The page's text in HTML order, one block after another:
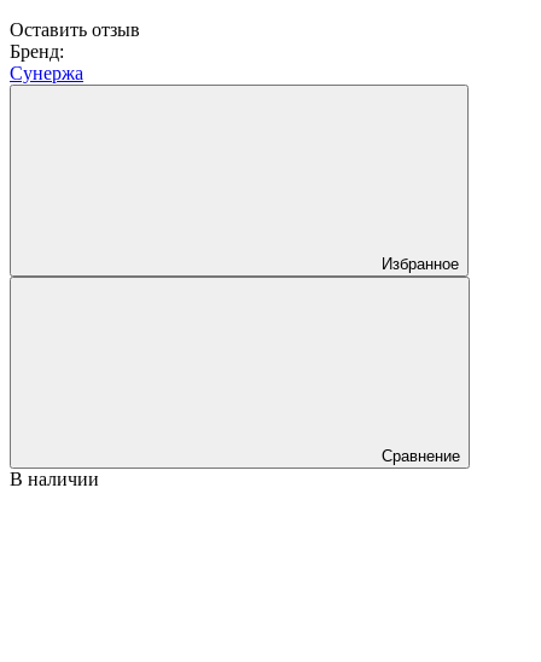
Оставить отзыв
Бренд:
Сунержа
Избранное
Сравнение
В наличии